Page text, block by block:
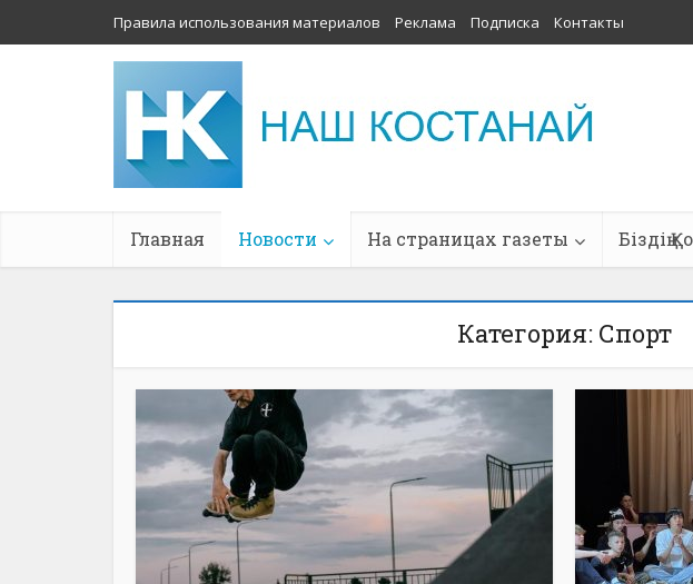
Правила использования материалов Реклама Подписка Контакты
Главная Новости На страницах газеты Біздің
Категория: Спорт